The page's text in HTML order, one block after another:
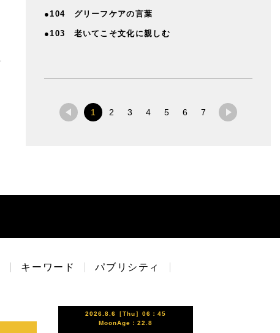
●104 グリーフケアの言葉
●103 老いてこそ文化に親しむ
1 2 3 4 5 6 7
キーワード パブリシティ
2026.8.6［Thu］06：45
MoonAge：22.8